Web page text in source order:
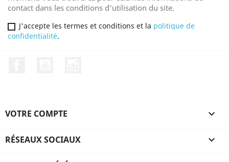
contact dans les conditions d'utilisation du site.
J'accepte les termes et conditions et la politique de
confidentialité.
VOTRE COMPTE 
RÉSEAUX SOCIAUX 